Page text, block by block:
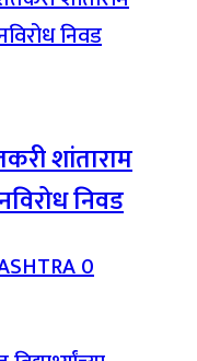
शांताराम
निवड
0